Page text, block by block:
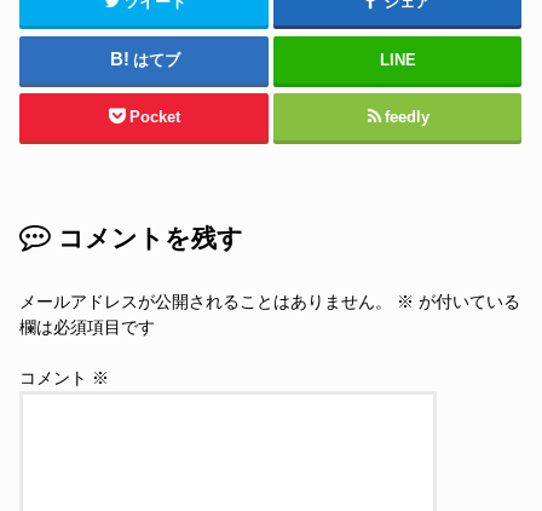
はてブ LINE
Pocket feedly
コメントを残す
メールアドレスが公開されることはありません。 ※ が付いている
欄は必須項目です
コメント ※